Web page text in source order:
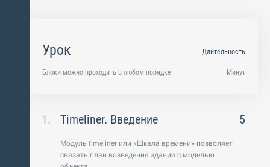
Урок
Блоки можно проходить в любом порядке
Длительность
Минут
Timeliner. Введение 5
Модуль timeliner или «Шкала времени» позволяет
связать план возведения здания с моделью